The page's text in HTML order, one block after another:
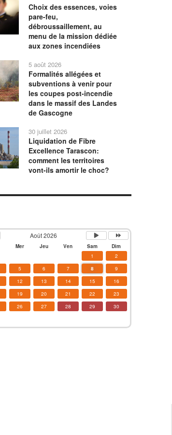
Choix des essences, voies
pare-feu,
débroussaillement, au
menu de la mission dédiée
aux zones incendiées
5 août 2026
Formalités allégées et
subventions à venir pour
les coupes post-incendie
dans le massif des Landes
de Gascogne
30 juillet 2026
Liquidation de Fibre
Excellence Tarascon:
comment les territoires
vont-ils amortir le choc?
Août 2026
Mer Jeu Ven Sam
Dim
1
2
5 6 7 8
9
12 13 14 15
16
19 20 21 22
23
26 27 28 29
30